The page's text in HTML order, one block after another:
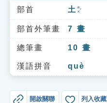
索引選單
知識索引
單字索引
生命大百科索引
遊戲專區
部首 土 ㄊㄨˇ
部首外筆畫 7 畫
總筆畫 10 畫
漢語拼音 què
開啟關聯 列入收藏